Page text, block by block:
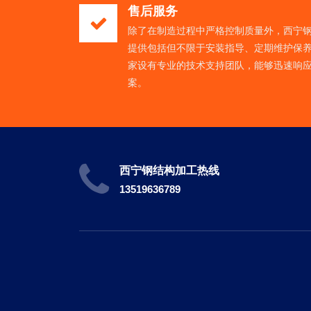
售后服务
除了在制造过程中严格控制质量外，西宁
提供包括但不限于安装指导、定期维护保
家设有专业的技术支持团队，能够迅速响
案。
西宁钢结构加工热线
13519636789